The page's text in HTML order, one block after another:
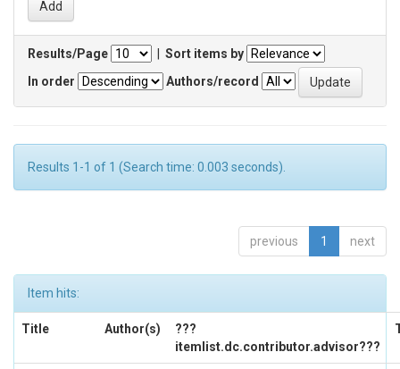
Results/Page
Sort items by
In order
Authors/record
Results 1-1 of 1 (Search time: 0.003 seconds).
previous 1 next
Item hits:
Title Author(s)
???
itemlist.dc.contributor.advisor???